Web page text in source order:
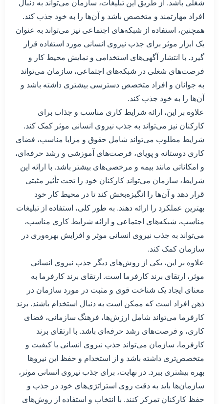
شغلی باشد. از طریق این تبلیغات، سازمان می‌تواند به دنبال
افراد مهارتمند و متخصص باشد و آن‌ها را به خود جذب کند.
همچنین، استفاده از شبکه‌های اجتماعی نیز می‌تواند به عنوان
یک ابزار موثر برای جذب نیروی انسانی مورد استفاده قرار
گیرد. با انتشار آگهی‌های استخدامی و نمایش محیط کار و
فرصت‌های شغلی در شبکه‌های اجتماعی، سازمان می‌تواند
به جوانان و افراد متخصص دسترسی بیشتری داشته باشد و
آن‌ها را به خود جذب کند.
علاوه بر این، ارائه شرایط کاری مناسب و جذاب برای
کارکنان نیز می‌تواند به جذب نیروی انسانی موثر کمک کند.
شرایط مطلوب می‌تواند شامل حقوق و مزایا مناسب، فضای
کاری دوستانه و پویای، فرصت‌های آموزشی و رشد حرفه‌ای،
و امکاناتی مانند بیمه و مرخصی‌های بیشتر باشد. با ارائه این
شرایط، سازمان می‌تواند کارکنان خود را تحت تأثیر مثبتی
قرار دهد و آن‌ها را انگیزه‌بخش کند تا در محیط کار خود
بهترین عملکرد را ارائه دهند. به طور کلی، استفاده از تبلیغات
مناسب، شبکه‌های اجتماعی و ارائه شرایط کاری مناسب،
می‌تواند به جذب نیروی انسانی موثر و افزایش بهره‌وری در
سازمان کمک کند.
علاوه بر این، یکی از روش‌های دیگر جذب نیروی انسانی
موثر، ارتقای برند کارفرما است. ارتقای برند کارفرما به
معنای ایجاد یک شناخت قوی و مثبت در مورد سازمان در
ذهن افراد است که ممکن است به دنبال استخدام باشند. برند
کارفرما می‌تواند شامل ارزش‌ها، فرهنگ سازمانی، فضای
کاری، و فرصت‌های رشد حرفه‌ای باشد. با ارتقای برند
کارفرما، سازمان می‌تواند جذب نیروی انسانی با کیفیت و
متخصص‌تری داشته باشد و از استخدام و حفظ این نیروها
بهره بیشتری ببرد. در نهایت، برای جذب نیروی انسانی موثر،
سازمان‌ها باید به دقت روی استراتژی‌های خود در جذب و
حفظ کارکنان تمرکز کنند. با انتخاب و استفاده از روش‌های